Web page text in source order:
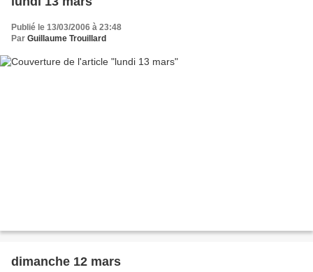
Publié le 13/03/2006 à 23:48
Par Guillaume Trouillard
dimanche 12 mars